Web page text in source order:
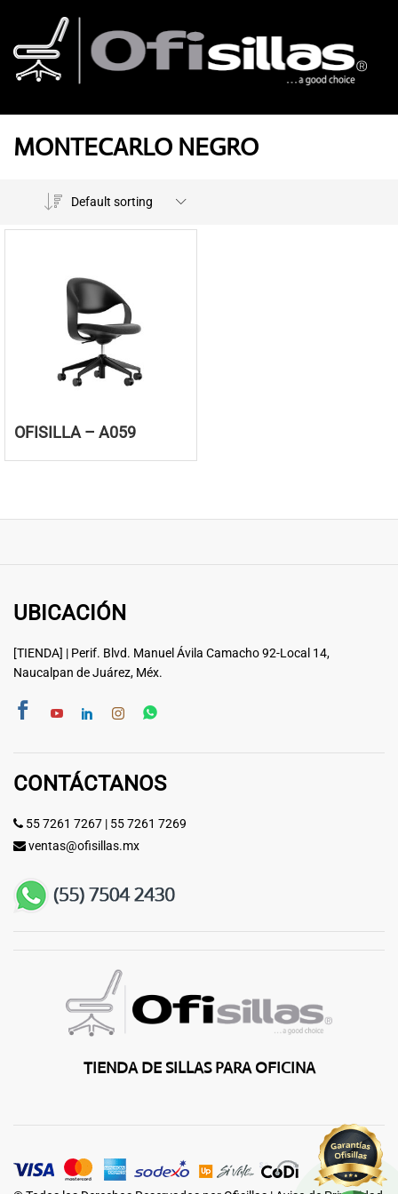
MONTECARLO NEGRO
Default sorting
OFISILLA – A059
UBICACIÓN
[TIENDA] | Perif. Blvd. Manuel Ávila Camacho 92-Local 14,
Naucalpan de Juárez, Méx.
CONTÁCTANOS
55 7261 7267 | 55 7261 7269
ventas@ofisillas.mx
TIENDA DE SILLAS PARA OFICINA